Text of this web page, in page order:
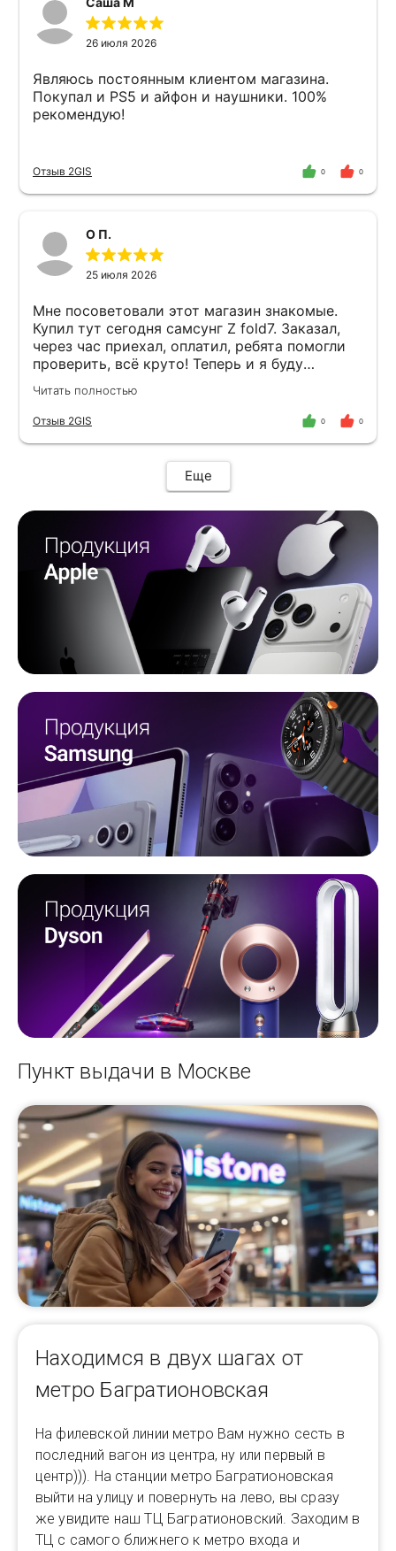
26 июля 2026
Являюсь постоянным клиентом магазина.
Покупал и PS5 и айфон и наушники. 100%
рекомендую!
Отзыв 2GIS 0 0
О П.
25 июля 2026
Мне посоветовали этот магазин знакомые.
Купил тут сегодня самсунг Z fold7. Заказал,
через час приехал, оплатил, ребята помогли
проверить, всё круто! Теперь и я буду
Читать полностью
Отзыв 2GIS 0 0
Еще
Пункт выдачи в Москве
Находимся в двух шагах от
метро Багратионовская
На филевской линии метро Вам нужно сесть в
последний вагон из центра, ну или первый в
центр))). На станции метро Багратионовская
выйти на улицу и повернуть на лево, вы сразу
же увидите наш ТЦ Багратионовский. Заходим в
ТЦ с самого ближнего к метро входа и